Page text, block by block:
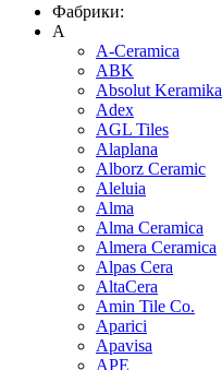
Фабрики:
A
A-Ceramica
ABK
Absolut Keramika
Adex
AGL Tiles
Alaplana
Alborz Ceramic
Aleluia
Alma
Alma Ceramica
Almera Ceramica
Alpas Cera
AltaCera
Amin Tile Co.
Aparici
Apavisa
APE